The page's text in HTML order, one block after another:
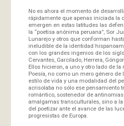
No es ahora el momento de
rápidamente que apenas iniciada la
emergen en estas latitudes las
la “poetisa anónima peruana”, Sor
Lunarejo y otros que conforman
ineludible de la identidad
con los grandes ingenios de los
Cervantes, Garcilado, Herrera,
Ellos hicieron, a uno y otro lado de la
Poesía, no como un mero género de
estilo de vida y una modalidad del
acrisolaba no sólo ese pensamiento
romántico, sostenedor de
amalgamas transculturales, sino a
del poetizar ante el avance de las
progresistas de Europa.